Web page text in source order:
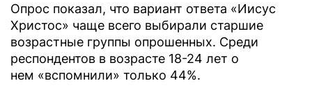
Опрос показал, что вариант ответа «Иисус
Христос» чаще всего выбирали старшие
возрастные группы опрошенных. Среди
респондентов в возрасте 18-24 лет о
нем «вспомнили» только 44%.